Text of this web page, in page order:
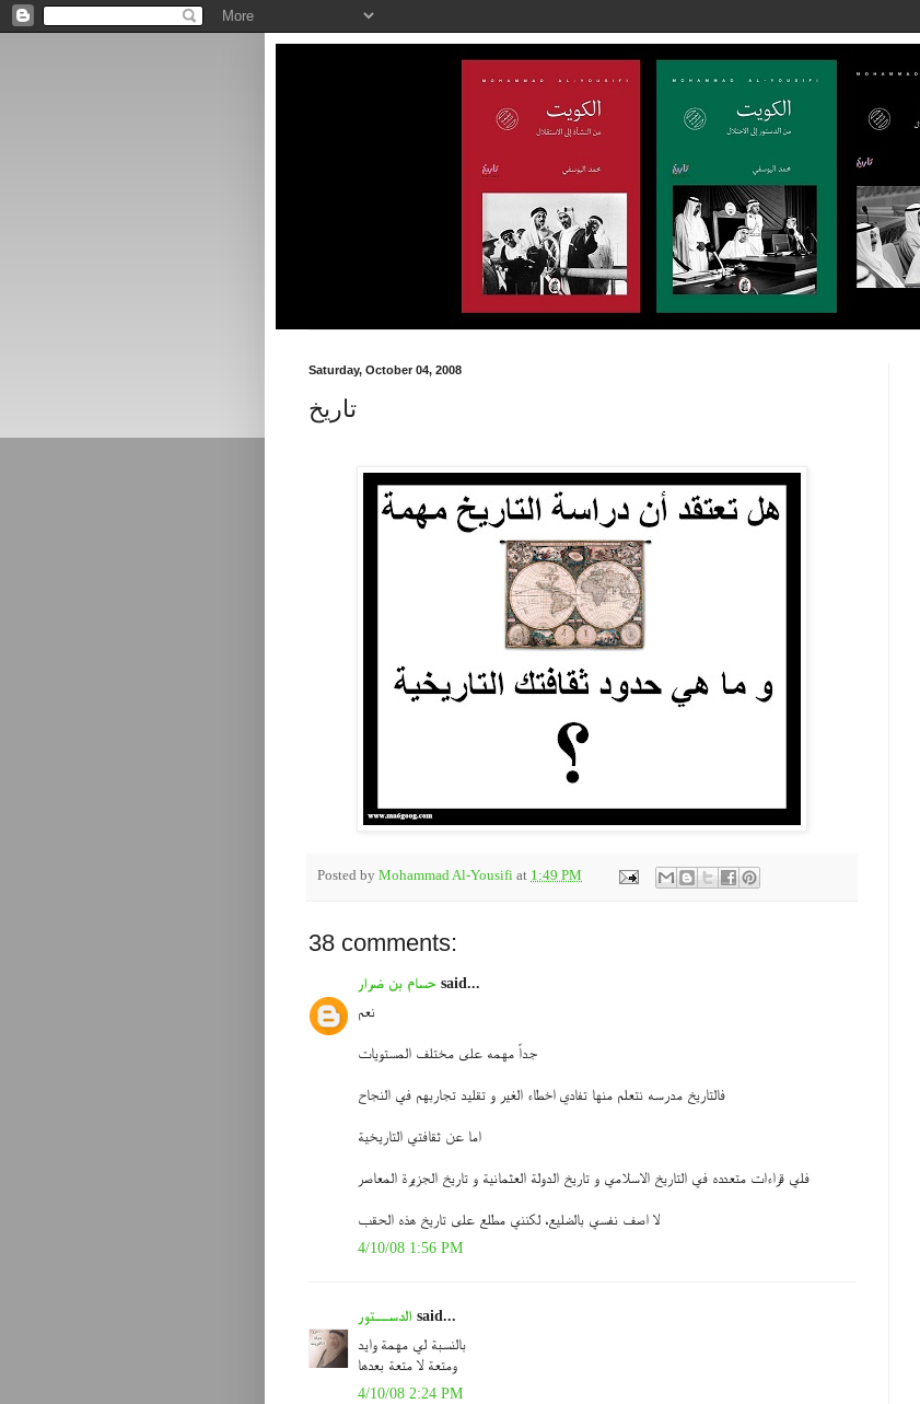
Saturday, October 04, 2008
تاريخ
Posted by Mohammad Al-Yousifi at 1:49 PM
38 comments:
حسام بن ضرار said...
نعم
جداً مهمه على مختلف المستويات
فالتاريخ مدرسه نتعلم منها تفادي اخطاء الغير و تقليد تجاربهم في النجاح
اما عن ثقافتي التاريخية
فلي قراءات متعدده في التاريخ الاسلامي و تاريخ الدولة العثمانية و تاريخ الجزيرة المعاصر
لا اصف نفسي بالضليع، لكنني مطلع على تاريخ هذه الحقب
4/10/08 1:56 PM
الدســتور said...
بالنسبة لي مهمة وايد
ومتعة لا متعة بعدها
4/10/08 2:24 PM